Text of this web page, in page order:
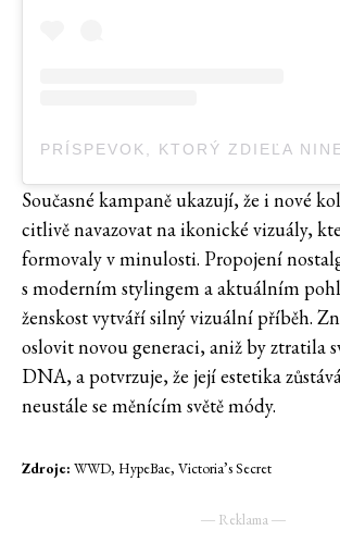
Současné kampaně ukazují, že i nové
citlivě navazovat na ikonické vizuály,
formovaly v minulosti. Propojení
s moderním stylingem a aktuálním
ženskost vytváří silný vizuální příběh.
oslovit novou generaci, aniž by ztratila
DNA, a potvrzuje, že její estetika
neustále se měnícím světě módy.
Zdroje: WWD, HypeBae, Victoria’s Secret
― Reklama ―